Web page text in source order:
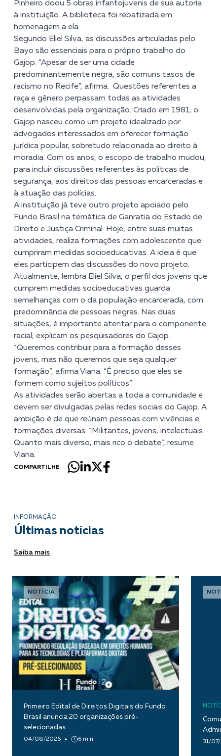
Pinheiro doou 5 obras infantojuvenis de sua autoria
à instituição. A biblioteca foi rebatizada em
homenagem a ela.
Segundo Eliel Silva, as discussões articuladas pelo
Bayo são essenciais para o próprio trabalho do
Gajop. “Apesar de ser uma cidade
predominantemente negra, são comuns casos de
racismo no Recife”, afirma. Questões referentes a
raça e gênero perpassam todas as atividades
desenvolvidas pela organização. Criado em 1981, o
Gajop nasceu como um projeto idealizado por
advogados interessados em oferecer formação
jurídica popular, sobretudo relacionada ao direito à
moradia. Com os anos, o escopo de trabalho mudou,
para incluir discussões referentes às políticas de
segurança, aos direitos das pessoas encarceradas e
à atuação das polícias.
A instituição já teve outro projeto apoiado pelo
Fundo Brasil na temática de Ganratia do Estado de
Direito e Justiça Criminal. Hoje, entre suas muitas
atividades, realiza formações com adolescente que
cumpriram medidas socioeducativas. A ideia é que
eles participem das discussões do novo projeto.
Atualmente, lembra Eliel Silva, o perfil dos jovens que
cumprem medidas socioeducativas guarda
semelhanças com o da população encarcerada, com
predominância de pessoas negras. Nas duas
situações, é importante atentar para o componente
racial, explicam os pesquisadores do Gajop.
“Queremos contribuir para a formação desses
jovens, mas não queremos que seja qualquer
formação”, afirma Viana. “É preciso que eles se
formem como sujeitos políticos”.
As atividades serão abertas a toda a comunidade e
devem ser divulgadas pelas redes sociais do Gajop. A
ambição é de que reúnam pessoas com vivências e
formações diversas. “Militantes, jovens, intelectuais.
Quanto mais diverso, mais rico o debate”, resume
Viana.
COMPARTILHE
INFORMAÇÃO
Últimas notícias
Saiba mais
NOTÍCIA
Primeiro Edital de Direitos Digitais do Fundo
Brasil anuncia 20 organizações pré-
selecionadas
04/08/2026 6 min 31/